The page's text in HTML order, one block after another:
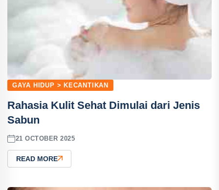
GAYA HIDUP > KECANTIKAN
Rahasia Kulit Sehat Dimulai dari Jenis
Sabun
21 OCTOBER 2025
READ MORE